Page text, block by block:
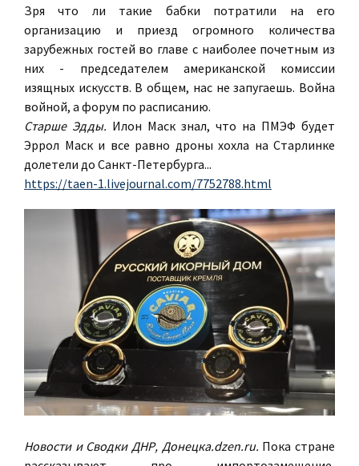
Зря что ли такие бабки потратили на его
организацию и приезд огромного количества
зарубежных гостей во главе с наиболее почетным из
них - председателем американской комиссии
изящных искусств. В общем, нас не запугаешь. Война
войной, а форум по расписанию.
Старше Эдды. Илон Маск знал, что на ПМЭФ будет
Эррол Маск и все равно дроны хохла на Старлинке
долетели до Санкт-Петербурга...
https://taen-1.livejournal.com/7752788.html
Новости и Сводки ДНР, Донецка.dzen.ru. Пока стране